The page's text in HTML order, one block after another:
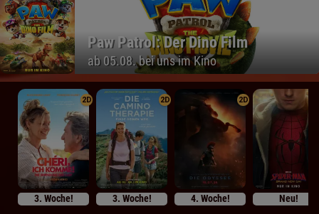
Paw Patrol: Der Dino Film
ab 05.08. bei uns im Kino
2D
3. Woche!
2D
3. Woche!
2D
4. Woche! Neu!